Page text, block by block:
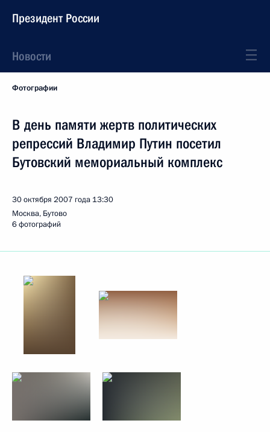
Президент России
Новости
Фотографии
В день памяти жертв политических
репрессий Владимир Путин посетил
Бутовский мемориальный комплекс
30 октября 2007 года 13:30
Москва, Бутово
6 фотографий